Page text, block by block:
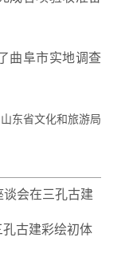
曲阜市实地调查
东省文化和旅游局
会在三孔古建
古建彩绘初体